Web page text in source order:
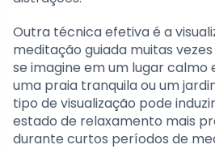
Outra técnica efetiva é a
meditação guiada muitas
se imagine em um lugar calmo
uma praia tranquila ou um
tipo de visualização pode
estado de relaxamento mais
durante curtos períodos de